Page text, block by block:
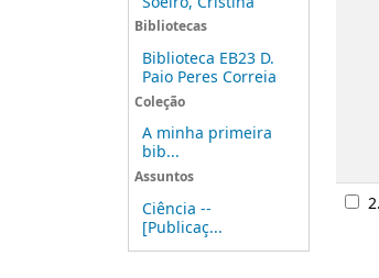
Bibliotecas
Biblioteca EB23 D.
Paio Peres Correia
Coleção
A minha primeira
bib...
Assuntos
Ciência --
[Publicaç...
2.